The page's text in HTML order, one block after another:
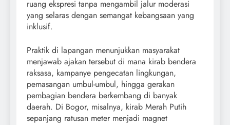
ruang ekspresi tanpa mengambil jalur moderasi
yang selaras dengan semangat kebangsaan yang
inklusif.
Praktik di lapangan menunjukkan masyarakat
menjawab ajakan tersebut di mana kirab bendera
raksasa, kampanye pengecatan lingkungan,
pemasangan umbul-umbul, hingga gerakan
pembagian bendera berkembang di banyak
daerah. Di Bogor, misalnya, kirab Merah Putih
sepanjang ratusan meter menjadi magnet